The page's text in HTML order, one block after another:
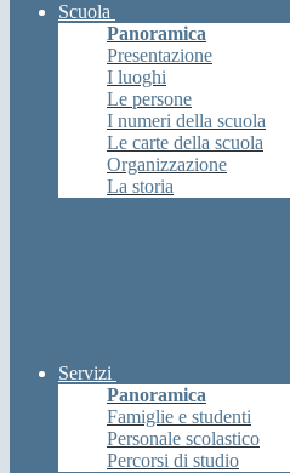
Scuola
Panoramica
Presentazione
I luoghi
Le persone
I numeri della scuola
Le carte della scuola
Organizzazione
La storia
Servizi
Panoramica
Famiglie e studenti
Personale scolastico
Percorsi di studio